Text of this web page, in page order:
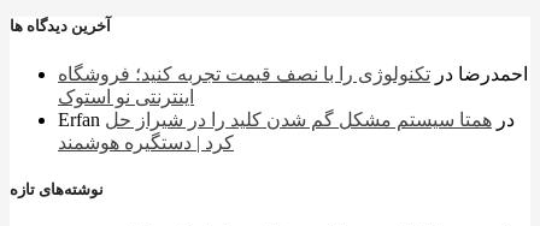
آخرین دیدگاه ها
احمدرضا در تکنولوژی را با نصف قیمت تجربه کنید؛ فروشگاه
اینترنتی نو استوک
Erfan
در همتا سیستم مشکل گم شدن کلید را در شیراز حل
کرد | دستگیره هوشمند
نوشته‌های تازه